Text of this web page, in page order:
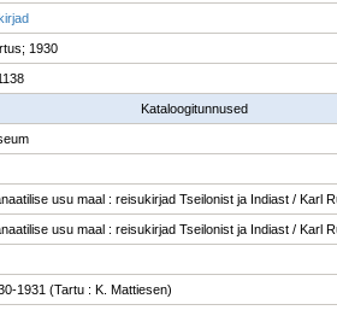
1930
Kataloogitunnused
usu maal : reisukirjad Tseilonist ja Indiast / Karl
usu maal : reisukirjad Tseilonist ja Indiast / Karl
1931 (Tartu : K. Mattiesen)